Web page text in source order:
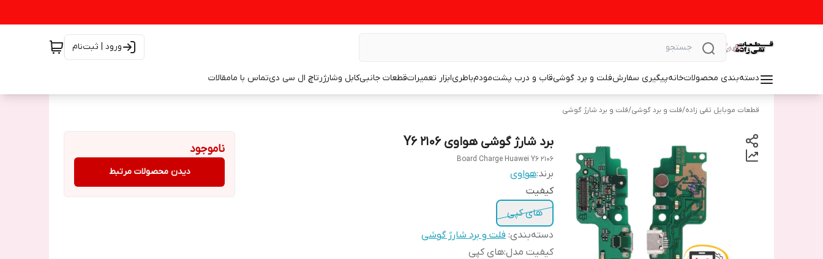
ورود | ثبت‌نام
دسته‌بندی محصولاتخانهپیگیری سفارشفلت و برد گوشیقاب و درب پشتمودمباطریابزار تعمیراتقطعات جانبیکابل وشارژرتاچ ال سی دیتماس با مامقالات
قطعات موبایل تقی زاده/فلت و برد گوشی/فلت و برد شارژ گوشی
برد شارژ گوشی هواوی Y6 2106
Board Charge Huawei Y6 2106
برند:هواوی
کیفیت
های کپی
دسته‌بندی: فلت و برد شارژ گوشی
کیفیت مدل:های کپی
ناموجود
دیدن محصولات مرتبط